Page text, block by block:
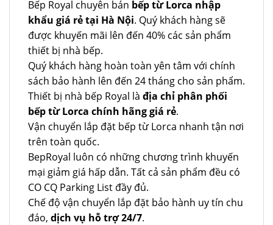
Bếp Royal chuyên bán bếp từ Lorca nhập
khẩu giá rẻ tại Hà Nội. Quý khách hàng sẽ
được khuyến mãi lên đến 40% các sản phẩm
thiết bị nhà bếp.
Quý khách hàng hoàn toàn yên tâm với chính
sách bảo hành lên đến 24 tháng cho sản phẩm.
Thiết bị nhà bếp Royal là địa chỉ phân phối
bếp từ Lorca chính hãng giá rẻ.
Vận chuyển lắp đặt bếp từ Lorca nhanh tận nơi
trên toàn quốc.
BepRoyal luôn có những chương trình khuyến
mại giảm giá hấp dẫn. Tất cả sản phẩm đều có
CO CQ Parking List đầy đủ.
Chế độ vận chuyển lắp đặt bảo hành uy tín chu
đáo, dịch vụ hỗ trợ 24/7.